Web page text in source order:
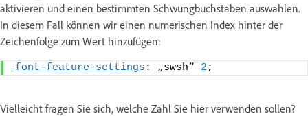
aktivieren und einen bestimmten Schwungbuchstaben auswählen.
In diesem Fall können wir einen numerischen Index hinter der
Zeichenfolge zum Wert hinzufügen:
font-feature-settings : „swsh“ 2 ;
Vielleicht fragen Sie sich, welche Zahl Sie hier verwenden sollen?